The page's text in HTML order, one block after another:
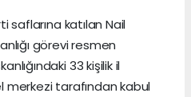
saflarına katılan Nail
görevi resmen
33 kişilik il
tarafından kabul